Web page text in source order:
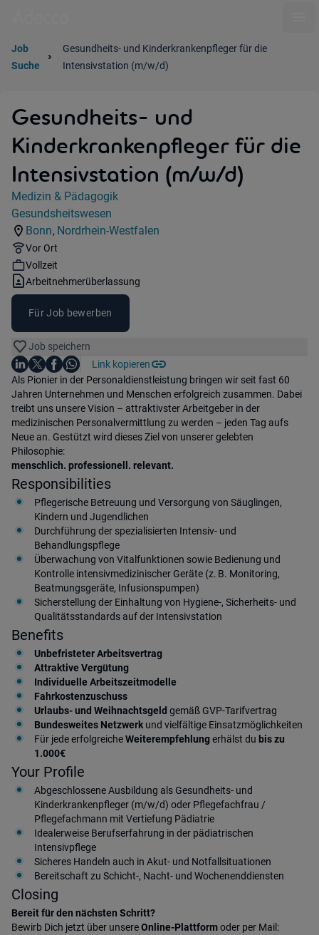
Job
Suche
Gesundheits- und Kinderkrankenpfleger für die
Intensivstation (m/w/d)
Gesundheits- und
Kinderkrankenpfleger für die
Intensivstation (m/w/d)
Jobdetails
Kategorie:
Medizin & Pädagogik
Industry:
Gesundsheitswesen
Standorte:
Bonn,
Region:
Nordrhein-Westfalen
Remote Option:
Vor Ort
Workhours:
Vollzeit
Vertragsart:
Arbeitnehmerüberlassung
Für Job bewerben
Job speichern
Teile diesen Job
Auf LinkedIn teilen
Auf X teilen
Auf Facebook teilen
Auf WhatsApp teilen
Link kopieren
Einleitung
Als Pionier in der Personaldienstleistung bringen wir seit fast 60
Jahren Unternehmen und Menschen erfolgreich zusammen. Dabei
treibt uns unsere Vision – attraktivster Arbeitgeber in der
medizinischen Personalvermittlung zu werden – jeden Tag aufs
Neue an. Gestützt wird dieses Ziel von unserer gelebten
Philosophie:
menschlich. professionell. relevant.
Responsibilities
Pflegerische Betreuung und Versorgung von Säuglingen,
Kindern und Jugendlichen
Durchführung der spezialisierten Intensiv‑ und
Behandlungspflege
Überwachung von Vitalfunktionen sowie Bedienung und
Kontrolle intensivmedizinischer Geräte (z. B. Monitoring,
Beatmungsgeräte, Infusionspumpen)
Sicherstellung der Einhaltung von Hygiene‑, Sicherheits‑ und
Qualitätsstandards auf der Intensivstation
Benefits
Unbefristeter Arbeitsvertrag
Attraktive Vergütung
Individuelle Arbeitszeitmodelle
Fahrkostenzuschuss
Urlaubs- und Weihnachtsgeld gemäß GVP-Tarifvertrag
Bundesweites Netzwerk und vielfältige Einsatzmöglichkeiten
Für jede erfolgreicheWeiterempfehlungerhälst du bis zu
1.000€
Your Profile
Abgeschlossene Ausbildung als Gesundheits- und
Kinderkrankenpfleger (m/w/d) oder Pflegefachfrau /
Pflegefachmann mit Vertiefung Pädiatrie
Idealerweise Berufserfahrung in der pädiatrischen
Intensivpflege
Sicheres Handeln auch in Akut‑ und Notfallsituationen
Bereitschaft zu Schicht‑, Nacht‑ und Wochenenddiensten
Closing
Bereit für den nächsten Schritt?
Bewirb Dich jetzt über unsereOnline-Plattformoder per Mail: